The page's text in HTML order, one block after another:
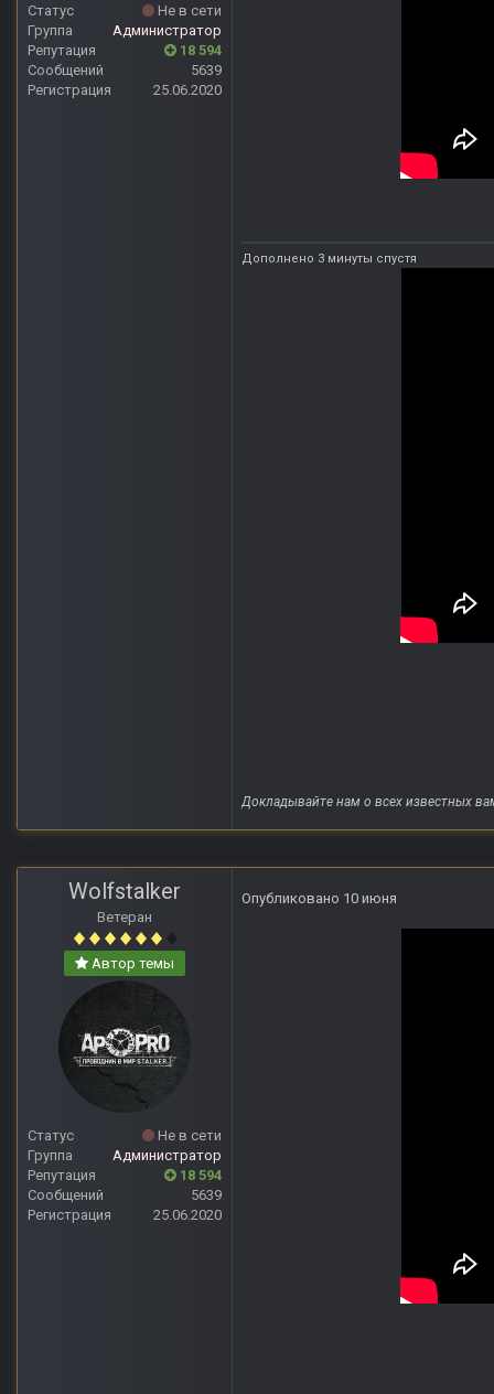
Статус
Не в сети
Группа
Администратор
Репутация
18 594
Сообщений
5639
Регистрация
25.06.2020
Дополнено 3 минуты спустя
Докладывайте нам о всех известных
Wolfstalker
Ветеран
Автор темы
Статус
Не в сети
Группа
Администратор
Репутация
18 594
Сообщений
5639
Регистрация
25.06.2020
Опубликовано 10 июня